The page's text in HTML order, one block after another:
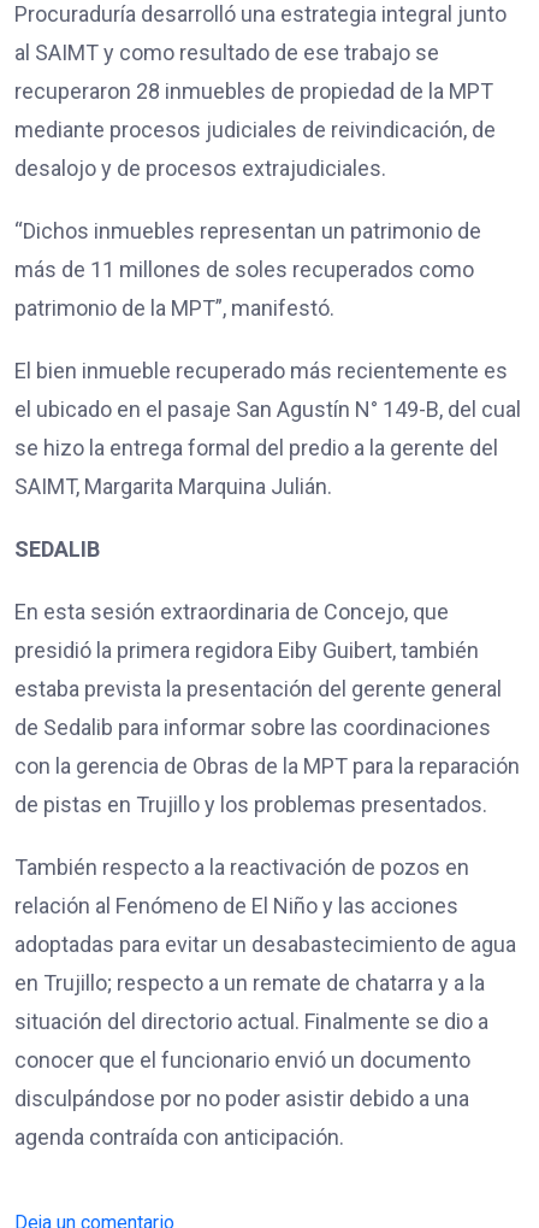
Procuraduría desarrolló una estrategia integral junto
al SAIMT y como resultado de ese trabajo se
recuperaron 28 inmuebles de propiedad de la MPT
mediante procesos judiciales de reivindicación, de
desalojo y de procesos extrajudiciales.
“Dichos inmuebles representan un patrimonio de
más de 11 millones de soles recuperados como
patrimonio de la MPT”, manifestó.
El bien inmueble recuperado más recientemente es
el ubicado en el pasaje San Agustín N° 149-B, del cual
se hizo la entrega formal del predio a la gerente del
SAIMT, Margarita Marquina Julián.
SEDALIB
En esta sesión extraordinaria de Concejo, que
presidió la primera regidora Eiby Guibert, también
estaba prevista la presentación del gerente general
de Sedalib para informar sobre las coordinaciones
con la gerencia de Obras de la MPT para la reparación
de pistas en Trujillo y los problemas presentados.
También respecto a la reactivación de pozos en
relación al Fenómeno de El Niño y las acciones
adoptadas para evitar un desabastecimiento de agua
en Trujillo; respecto a un remate de chatarra y a la
situación del directorio actual. Finalmente se dio a
conocer que el funcionario envió un documento
disculpándose por no poder asistir debido a una
agenda contraída con anticipación.
Deja un comentario